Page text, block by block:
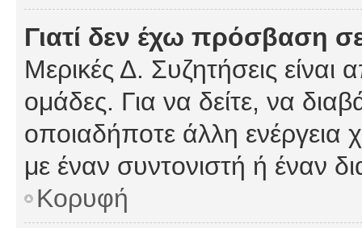
Γιατί δεν έχω πρόσβαση
Μερικές Δ. Συζητήσεις είναι
ομάδες. Για να δείτε, να
οποιαδήποτε άλλη ενέργεια
με έναν συντονιστή ή έναν
Κορυφή